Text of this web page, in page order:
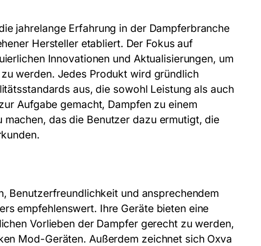
jahrelange Erfahrung in der Dampferbranche
Hersteller etabliert. Der Fokus auf
Innovationen und Aktualisierungen, um
werden. Jedes Produkt wird gründlich
aus, die sowohl Leistung als auch
Aufgabe gemacht, Dampfen zu einem
das die Benutzer dazu ermutigt, die
Benutzerfreundlichkeit und ansprechendem
empfehlenswert. Ihre Geräte bieten eine
Vorlieben der Dampfer gerecht zu werden,
Mod-Geräten. Außerdem zeichnet sich Oxva